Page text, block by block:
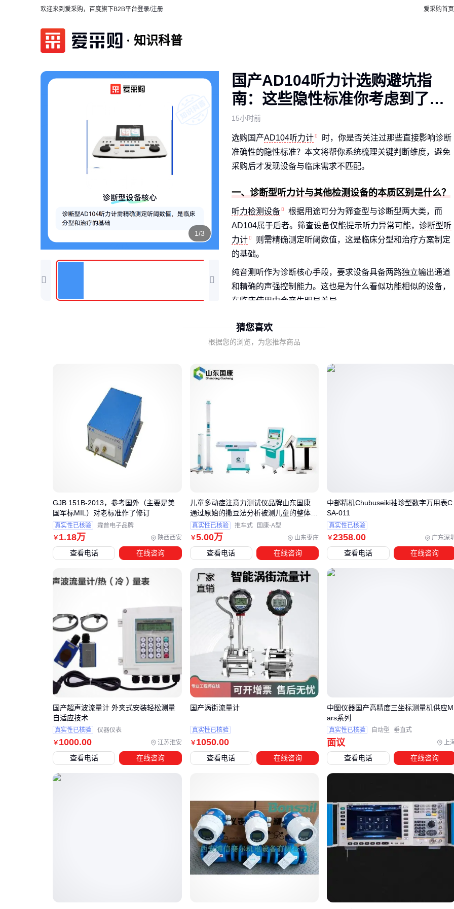
欢迎来到爱采购，百度旗下B2B平台登录/注册 爱采购首页
知识科普
1/3
国产AD104听力计选购避坑指
南：这些隐性标准你考虑到了
吗？
15小时前
选购国产AD104听力计
时，你是否关注过那些直接影响诊断
准确性的隐性标准？本文将帮你系统梳理关键判断维度，避免
采购后才发现设备与临床需求不匹配。
一、诊断型听力计与其他检测设备的本质区别是什么？
听力检测设备
根据用途可分为筛查型与诊断型两大类，而
AD104属于后者。筛查设备仅能提示听力异常可能， 诊断型听
力计
则需精确测定听阈数值，这是临床分型和治疗方案制定
的基础。
纯音测听作为诊断核心手段，要求设备具备两路独立输出通道
和精确的声强控制能力。这也是为什么看似功能相似的设备，
在临床使用中会产生明显差异。
准要求——这直接关系到后续检测数据的临床可信度。
偏差？
诊断型听力计需要长期保持测量一致性。选购时应重点考察厂
商的校准服务体系，而非单纯比较初始参数。
不同规模的医疗机构对设备的要求也存在差异：基层单位更看
标准往往被采购初期忽略。
三、AD104听力计与筛查设备如何区分使用场景？
当医疗机构需要配置听力检测设备时，AD104听力计与听力筛
查仪
的核心差异在于检测深度和适用阶段。纯音测听设备如
AD104主要用于诊断级听力阈值测定，而筛查仪更适用于快速
基层体检或新生儿科优先考虑
携性和抗干扰能力适合大规模初筛
确诊听力损失后的精准评估必须使用
，其频率范围和声强精度能满足临床诊断标准
同时开展中耳功能检查的机构需配套
形成完整听力评估链
量分析功能。例如MA01型筛查仪的1.5-4kHz测试范围仅覆盖常
见语频区，而诊断需要的125-8000Hz全频段测试必须依赖
对于已配备筛查仪的机构，新增AD104时应评估转诊需求。若
初筛阳性病例需外送确诊，则优先升级为
最终选型决策应基于临床路径：筛查-诊断-干预各环节的设备配
置需匹配机构定位。下一环节我们将具体分析AD104必须搭配
的测试环境与校准设备。
采购国产AD104听力计时，许多用户容易陷入‘主设备到位即万
猜您喜欢
根据您的浏览，为您推荐商品
￥ 1.18万 陕西西安
GJB 151B-2013，参考国外（主要是美
国军标MIL）对老标准作了修订
真实性已核验 霖普电子品牌
查看电话 在线咨询
￥5.00万 山东枣庄
儿童多动症注意力测试仪品牌山东国康
通过原始的撒豆法分析被测儿童的整体范
围注意程度
真实性已核验 推车式 国康-A型
查看电话 在线咨询
￥2358.00 广东深圳
中部精机Chubuseiki袖珍型数字万用表C
SA-011
真实性已核验
查看电话 在线咨询
￥ 1000.00 江苏淮安
国产超声波流量计 外夹式安装轻松测量
自适应技术
真实性已核验 仪器仪表
查看电话 在线咨询
￥ 1050.00
国产涡街流量计
真实性已核验
查看电话 在线咨询
面议 上
中图仪器国产高精度三坐标测量机供应M
ars系列
真实性已核验 自动型 垂直式
查看电话 在线咨询